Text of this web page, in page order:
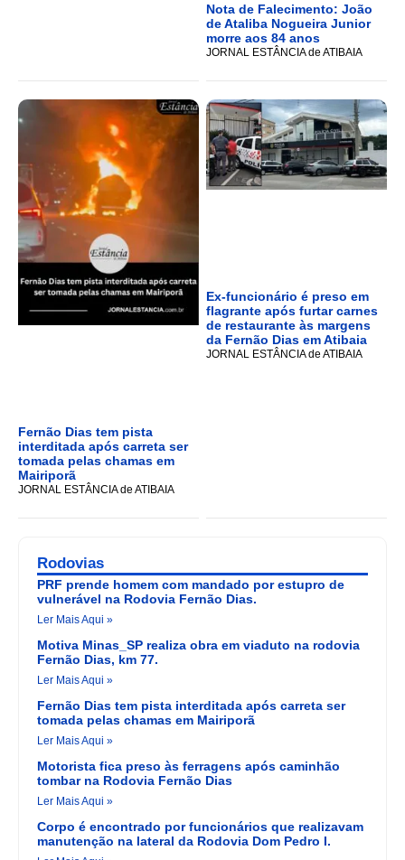
Nota de Falecimento: João
de Ataliba Nogueira Junior
morre aos 84 anos
JORNAL ESTÂNCIA de ATIBAIA
Fernão Dias tem pista
interditada após carreta ser
tomada pelas chamas em
Mairiporã
JORNAL ESTÂNCIA de ATIBAIA
Ex-funcionário é preso em
flagrante após furtar carnes
de restaurante às margens
da Fernão Dias em Atibaia
JORNAL ESTÂNCIA de ATIBAIA
Rodovias
PRF prende homem com mandado por estupro de
vulnerável na Rodovia Fernão Dias.
Ler Mais Aqui »
Motiva Minas_SP realiza obra em viaduto na rodovia
Fernão Dias, km 77.
Ler Mais Aqui »
Fernão Dias tem pista interditada após carreta ser
tomada pelas chamas em Mairiporã
Ler Mais Aqui »
Motorista fica preso às ferragens após caminhão
tombar na Rodovia Fernão Dias
Ler Mais Aqui »
Corpo é encontrado por funcionários que realizavam
manutenção na lateral da Rodovia Dom Pedro I.